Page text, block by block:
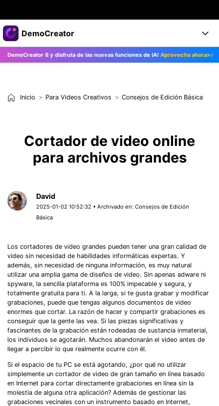
Productos destacados
Creatividad digital con AIGC
Utilidades
Empresas
Soporte
DemoCreator
Productos
Consejos sobre la IA
Encuentra más soluciones >
Empresa
8 y disfruta de las nuevas funciones de IA!Aprovecha ahora>>
Inicio Para Videos Creativos Consejos de Edición Básica
Cortador de video online
para archivos grandes
David
2025-01-02 10:52:32 • Archivado en:Consejos de Edición
Básica
Los cortadores de video grandes pueden tener una gran calidad de
video sin necesidad de habilidades informáticas expertas. Y
además, sin necesidad de ninguna información, es muy natural
utilizar una amplia gama de diseños de video. Sin apenas adware ni
spyware, la sencilla plataforma es 100% impecable y segura, y
totalmente gratuita para ti. A la larga, si te gusta grabar y modificar
grabaciones, puede que tengas algunos documentos de video
enormes que cortar. La razón de hacer y compartir grabaciones es
conseguir que la gente las vea. Si las piezas significativas y
fascinantes de la grabación están rodeadas de sustancia inmaterial,
los individuos se agotarán. Muchos abandonarán el video antes de
llegar a percibir lo que realmente ocurre con él.
Si el espacio de tu PC se está agotando, ¿por qué no utilizar
simplemente un cortador de video de gran tamaño en línea basado
en Internet para cortar directamente grabaciones en línea sin la
molestia de alguna otra aplicación? Además de gestionar las
grabaciones vecinales con un instrumento basado en Internet,